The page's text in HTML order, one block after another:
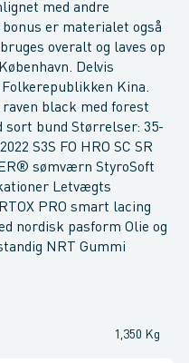
med andre
er materialet også
overalt og laves op
Delvis
Kina.
black med forest
sort bund Størrelser: 35-
S3S FO HRO SC SR
sømværn StyroSoft
Letvægts
PRO smart lacing
nordisk pasform Olie og
NRT Gummi
1,350 Kg